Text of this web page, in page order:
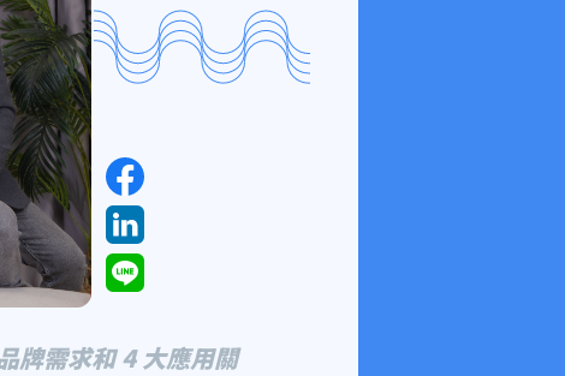
牌需求和 4 大應用關